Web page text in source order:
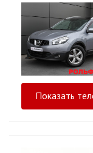
Показать